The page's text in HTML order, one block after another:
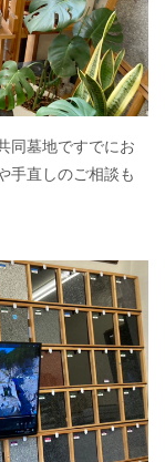
同墓地ですでにお
手直しのご相談も